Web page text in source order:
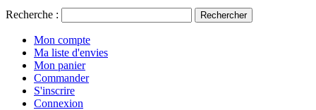
Recherche : Rechercher
Mon compte
Ma liste d'envies
Mon panier
Commander
S'inscrire
Connexion